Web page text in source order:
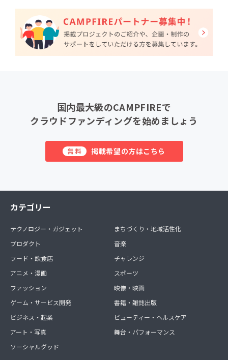
国内最大級のCAMPFIREで
クラウドファンディングを始めましょう
無料 掲載希望の方はこちら
カテゴリー
テクノロジー・ガジェット
プロダクト
フード・飲食店
アニメ・漫画
ファッション
ゲーム・サービス開発
ビジネス・起業
アート・写真
ソーシャルグッド
まちづくり・地域活性化
音楽
チャレンジ
スポーツ
映像・映画
書籍・雑誌出版
ビューティー・ヘルスケア
舞台・パフォーマンス